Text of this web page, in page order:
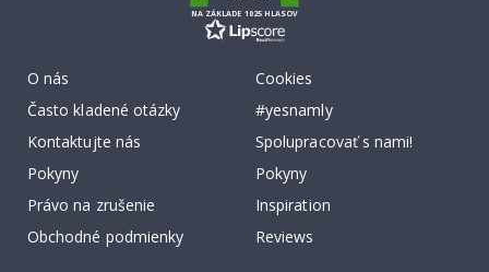
NA ZÁKLADE 1025 HLASOV
O nás
Často kladené otázky
Kontaktujte nás
Pokyny
Právo na zrušenie
Obchodné podmienky
Cookies
#yesnamly
Spolupracovať s nami!
Pokyny
Inspiration
Reviews